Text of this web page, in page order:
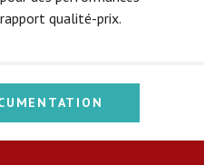
qualité-prix.